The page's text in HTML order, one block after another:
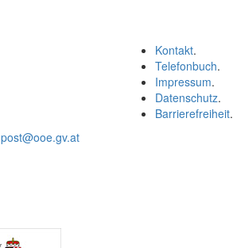
Kontakt.
Telefonbuch.
Impressum.
Datenschutz.
Barrierefreiheit.
post@ooe.gv.at